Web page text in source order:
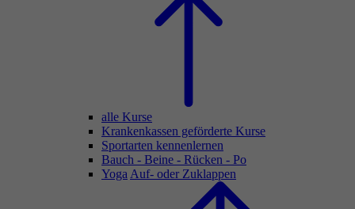
alle Kurse
Krankenkassen geförderte Kurse
Sportarten kennenlernen
Bauch - Beine - Rücken - Po
Yoga Auf- oder Zuklappen